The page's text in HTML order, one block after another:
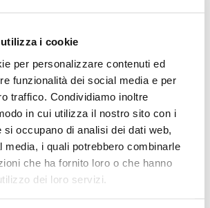
i cookie
per personalizzare contenuti ed
funzionalità dei social media e per
traffico. Condividiamo inoltre
in cui utilizza il nostro sito con i
si occupano di analisi dei dati web,
media, i quali potrebbero combinarle
che ha fornito loro o che hanno
dei loro servizi.
2024